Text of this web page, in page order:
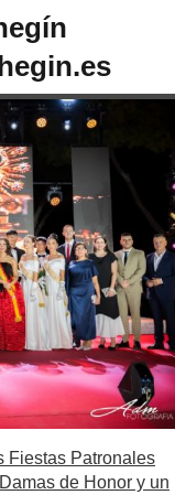
Fiestas Patronales
de Honor y un